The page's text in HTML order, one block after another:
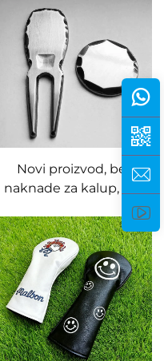
imenima
Novi proizvod, bez
naknade za kalup, alat
za popravak trave na
golf terenu, vilica za
popravak, prilagođeni
urezani logo, marker za
lopticu, ručno kovan
rub